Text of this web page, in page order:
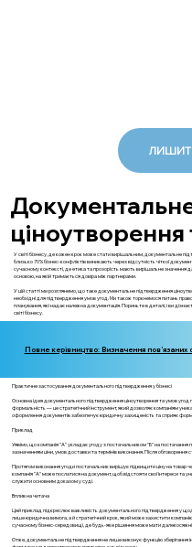
У світі бізнесу, де кожен крок може стати вирішальним, документальне
близько 70% бізнес-конфліктів виникають через відсутність чіткої
сучасному контексті, де етика та прозорість мають вирішальне
основою, на якій тримається довіра між партнерами.
У цій статті ми розглянемо, що таке документальне підтвердження
необхідні для підтвердження умов угод. Ми також торкнемося питань
планування, які надає належна документація. Пориньте в деталі, і ви
світі бізнесу.
Повне керівництво: Визначення пов’язаних
Практичне застосування документального підтвердження у бізнесі
Основна ідея документального підтвердження ціноутворення та умов угод
формальність — це стратегічний інструмент, який дозволяє компаніям
оформлення документів забезпечує юридичну захищеність та сприяє
Приклад
Уявімо, що компанія "А" укладає угоду з постачальником "Б" на постачання
зазначенням ціни, умов доставки та термінів виконання. Після обговорення
Протягом виконання угоди постачальник вирішує підвищити ціну на товар
компанія "А" може послатися на документ, щоб відстояти свої інтереси та
служити основним доказом у суді.
Вплив на читача
Цей приклад підкреслює важливість документального підтвердження у
лише юридична вимога, а й стратегічний крок, який може захистити
сучасному бізнес-середовищі, де будь-яке рішення може мати далекосяжні
Отже, документальне підтвердження не лише виконує функцію зберігання